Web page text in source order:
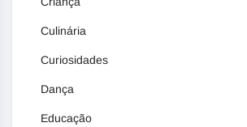
Culinária
Curiosidades
Dança
Educação